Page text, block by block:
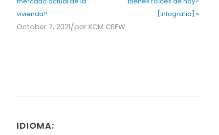
vivienda?
[Infografía] »
October 7, 2021/por KCM CREW
IDIOMA: